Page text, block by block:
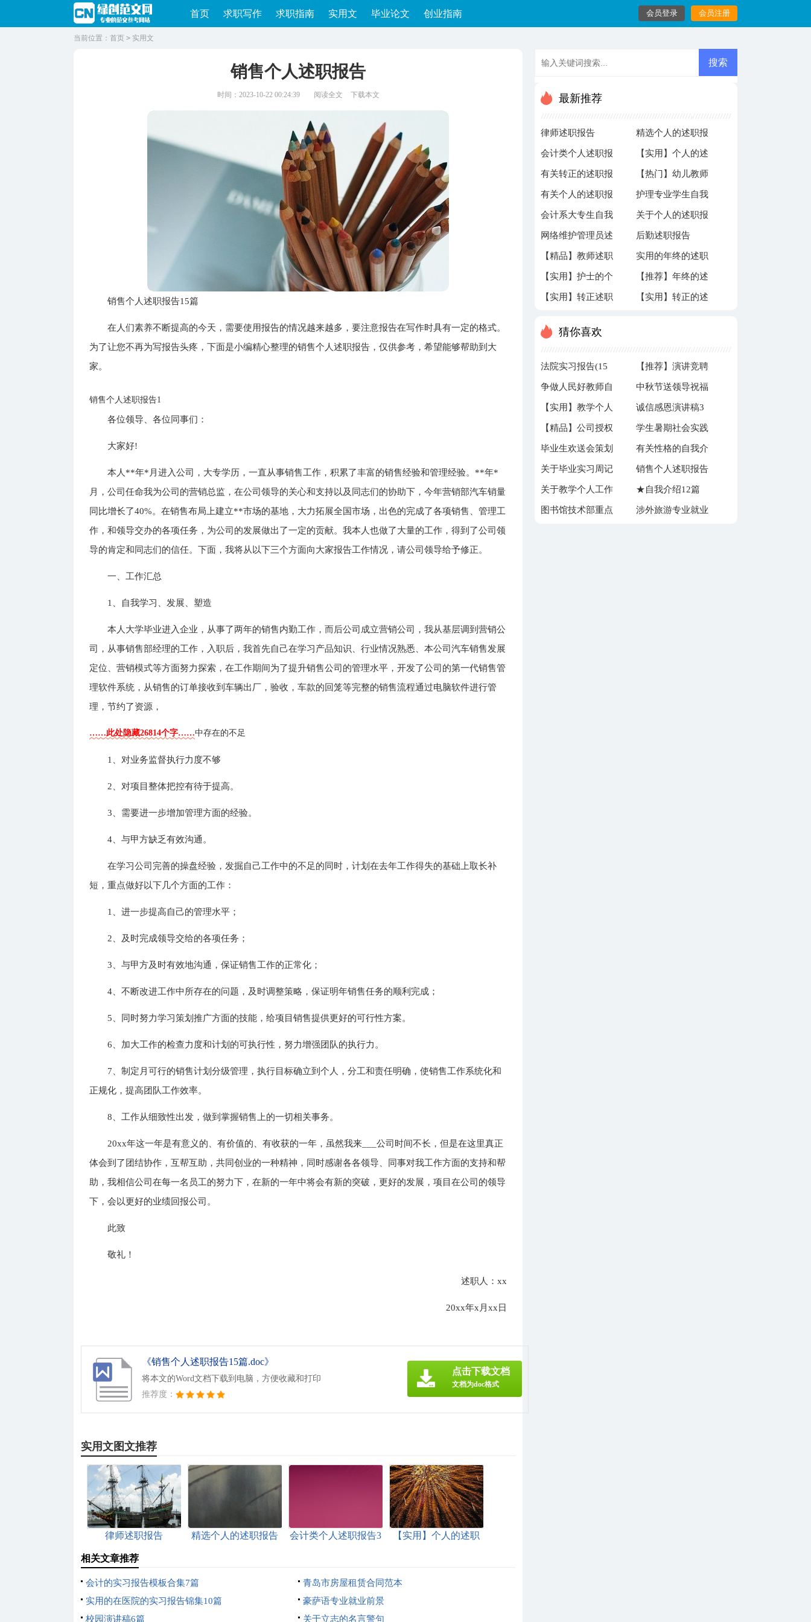
首页 求职写作 求职指南 实用文 毕业论文 创业指南 会员登录 会员注册
当前位置： 首页 > 实用文
销售个人述职报告
时间：2023-10-22 00:24:39 阅读全文 下载本文
销售个人述职报告15篇
在人们素养不断提高的今天，需要使用报告的情况越来越多，要注意报告在写作时具有一定的格式。
为了让您不再为写报告头疼，下面是小编精心整理的销售个人述职报告，仅供参考，希望能够帮助到大
家。
销售个人述职报告1
各位领导、各位同事们：
大家好!
本人**年*月进入公司，大专学历，一直从事销售工作，积累了丰富的销售经验和管理经验。**年*
月，公司任命我为公司的营销总监，在公司领导的关心和支持以及同志们的协助下，今年营销部汽车销量
同比增长了40%。在销售布局上建立**市场的基地，大力拓展全国市场，出色的完成了各项销售、管理工
作，和领导交办的各项任务，为公司的发展做出了一定的贡献。我本人也做了大量的工作，得到了公司领
导的肯定和同志们的信任。下面，我将从以下三个方面向大家报告工作情况，请公司领导给予修正。
一、工作汇总
1、自我学习、发展、塑造
本人大学毕业进入企业，从事了两年的销售内勤工作，而后公司成立营销公司，我从基层调到营销公
司，从事销售部经理的工作，入职后，我首先自己在学习产品知识、行业情况熟悉、本公司汽车销售发展
定位、营销模式等方面努力探索，在工作期间为了提升销售公司的管理水平，开发了公司的第一代销售管
理软件系统，从销售的订单接收到车辆出厂，验收，车款的回笼等完整的销售流程通过电脑软件进行管
理，节约了资源，
……此处隐藏26814个字……中存在的不足
1、对业务监督执行力度不够
2、对项目整体把控有待于提高。
3、需要进一步增加管理方面的经验。
4、与甲方缺乏有效沟通。
在学习公司完善的操盘经验，发掘自己工作中的不足的同时，计划在去年工作得失的基础上取长补
短，重点做好以下几个方面的工作：
1、进一步提高自己的管理水平；
2、及时完成领导交给的各项任务；
3、与甲方及时有效地沟通，保证销售工作的正常化；
4、不断改进工作中所存在的问题，及时调整策略，保证明年销售任务的顺利完成；
5、同时努力学习策划推广方面的技能，给项目销售提供更好的可行性方案。
6、加大工作的检查力度和计划的可执行性，努力增强团队的执行力。
7、制定月可行的销售计划分级管理，执行目标确立到个人，分工和责任明确，使销售工作系统化和
正规化，提高团队工作效率。
8、工作从细致性出发，做到掌握销售上的一切相关事务。
20xx年这一年是有意义的、有价值的、有收获的一年，虽然我来___公司时间不长，但是在这里真正
体会到了团结协作，互帮互助，共同创业的一种精神，同时感谢各各领导、同事对我工作方面的支持和帮
助，我相信公司在每一名员工的努力下，在新的一年中将会有新的突破，更好的发展，项目在公司的领导
下，会以更好的业绩回报公司。
此致
敬礼！
述职人：xx
20xx年x月xx日
《销售个人述职报告15篇.doc》
将本文的Word文档下载到电脑，方便收藏和打印
推荐度：
点击下载文档
文档为doc格式
实用文图文推荐
律师述职报告
精选个人的述职报告
会计类个人述职报告3
【实用】个人的述职
相关文章推荐
会计的实习报告模板合集7篇
青岛市房屋租赁合同范本
实用的在医院的实习报告锦集10篇
豪萨语专业就业前景
校园演讲稿6篇
关于立志的名言警句
最新推荐
律师述职报告 精选个人的述职报
告范文九篇
会计类个人述职报
告3篇
【实用】个人的述
职报告集锦9篇
有关转正的述职报
告范文集合十篇
【热门】幼儿教师
自我鉴定15篇
有关个人的述职报
告模板合集9篇
护理专业学生自我
鉴定
会计系大专生自我
鉴定5篇
关于个人的述职报
告锦集六篇
网络维护管理员述
职报告
后勤述职报告
【精品】教师述职
报告模板汇编六篇
实用的年终的述职
报告范文锦集七篇
【实用】护士的个
人述职报告3篇
【推荐】年终的述
职报告合集十篇
【实用】转正述职 【实用】转正的述
猜你喜欢
法院实习报告(15
篇)
【推荐】演讲竞聘
演讲稿汇编10篇
争做人民好教师自
查报告
中秋节送领导祝福
语15篇
【实用】教学个人
工作计划集锦7篇
诚信感恩演讲稿3
篇
【精品】公司授权
委托书模板锦集六
篇
学生暑期社会实践
策划书
毕业生欢送会策划
书
有关性格的自我介
绍范文集锦4篇
关于毕业实习周记
集合7篇
销售个人述职报告
15篇
关于教学个人工作
总结3篇
★自我介绍12篇
图书馆技术部重点 涉外旅游专业就业